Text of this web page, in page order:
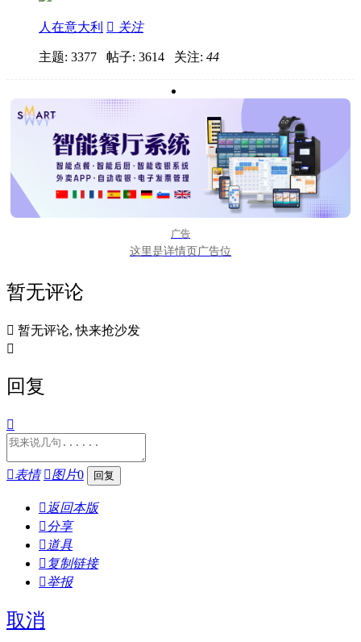
人在意大利  关注
主题: 3377 帖子: 3614 关注: 44
广告
这里是详情页广告位
暂无评论
 暂无评论, 快来抢沙发

回复

表情 图片0
 返回本版
分享
 道具
 复制链接
举报
取消